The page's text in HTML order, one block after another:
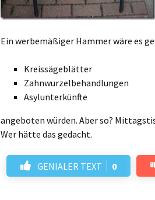
Ein werbemäßiger Hammer wäre es
Kreissägeblätter
Zahnwurzelbehandlungen
Asylunterkünfte
angeboten würden. Aber so?
Wer hätte das gedacht.
GENIALER TEXT 0